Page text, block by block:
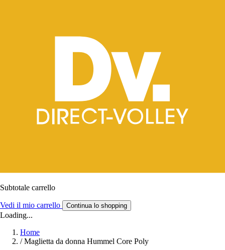
Subtotale carrello
Vedi il mio carrello Continua lo shopping
Loading...
Home
/ Maglietta da donna Hummel Core Poly